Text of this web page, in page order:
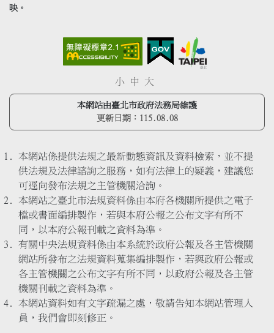
映。
小 中 大
本網站由臺北市政府法務局維護
更新日期： 115.08.08
本網站係提供法規之最新動態資訊及資料檢索，並不提
供法規及法律諮詢之服務，如有法律上的疑義，建議您
可逕向發布法規之主管機關洽詢。
本網站之臺北市法規資料係由本府各機關所提供之電子
檔或書面編排製作，若與本府公報之公布文字有所不
同，以本府公報刊載之資料為準。
有關中央法規資料係由本系統於政府公報及各主管機關
網站所發布之法規資料蒐集編排製作，若與政府公報或
各主管機關之公布文字有所不同，以政府公報及各主管
機關刊載之資料為準。
本網站資料如有文字疏漏之處，敬請告知本網站管理人
員，我們會即刻修正。